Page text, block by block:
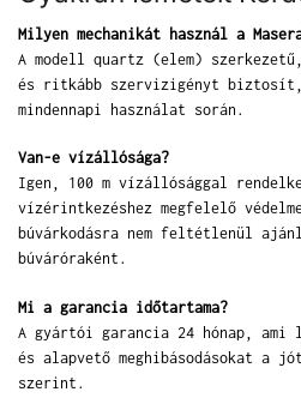
Milyen mechanikát használ a
A modell quartz (elem)
és ritkább szervizigényt
mindennapi használat során.
Van-e vízállósága?
Igen, 100 m vízállósággal
vízérintkezéshez megfelelő
búvárkodásra nem feltétlenül
búváróraként.
Mi a garancia időtartama?
A gyártói garancia 24 hónap,
és alapvető meghibásodásokat
szerint.